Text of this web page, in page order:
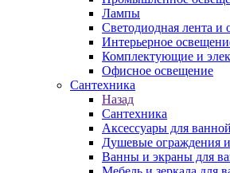
Лампы
Светодиодная лента и
Интерьерное
Комплектующие и
Офисное освещение
Сантехника
Назад
Сантехника
Аксессуары для
Душевые ограждения
Ванны и экраны для